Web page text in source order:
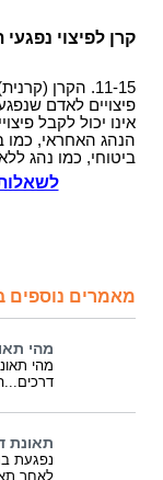
קרן לפיצוי
11-15. הקרן
פיצויים לאדם
אינו יכול לקבל
הנהג האחראי, כמו
ביטוחי, כמו נהג
מאמרים נוספים
מהי
מהי
תאונת
נפגעת
לאחר